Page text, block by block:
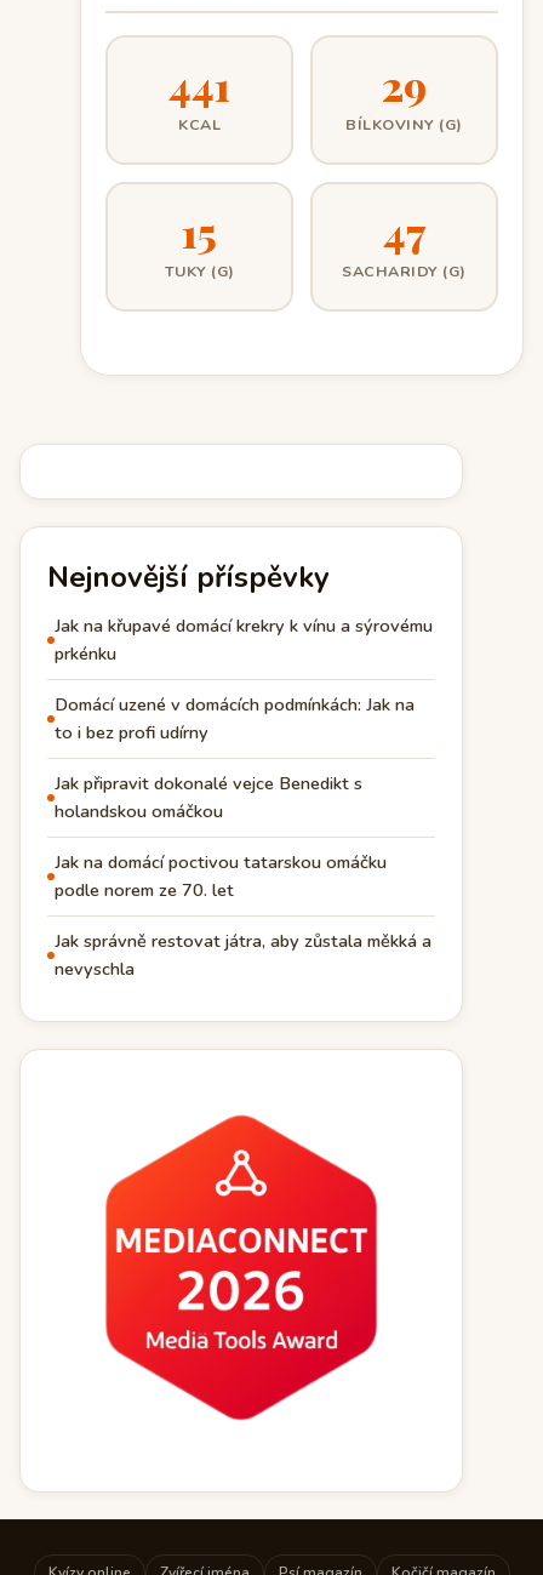
441
KCAL
29
BÍLKOVINY (G)
15
TUKY (G)
47
SACHARIDY (G)
Nejnovější příspěvky
Jak na křupavé domácí krekry k vínu a sýrovému
prkénku
Domácí uzené v domácích podmínkách: Jak na
to i bez profi udírny
Jak připravit dokonalé vejce Benedikt s
holandskou omáčkou
Jak na domácí poctivou tatarskou omáčku
podle norem ze 70. let
Jak správně restovat játra, aby zůstala měkká a
nevyschla